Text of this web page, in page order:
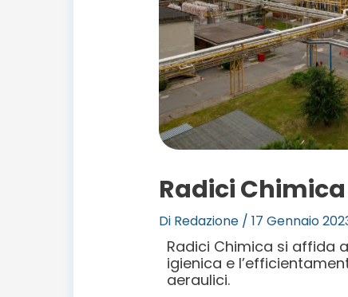
Radici
Di Redazione / 17 Gennaio
Radici Chimica si affida
igienica e
aeraulici.